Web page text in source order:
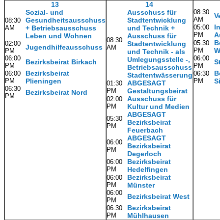
13
08:30
AM
Sozial- und
Gesundheitsausschuss
+ Betriebsausschuss
Leben und Wohnen
02:00
PM
Jugendhilfeausschuss
06:00
PM
Bezirksbeirat Birkach
06:00
PM
Bezirksbeirat
Plieningen
06:30
PM
Bezirksbeirat Nord
14
08:30
AM
Ausschuss für
Stadtentwicklung
und Technik +
Ausschuss für
Stadtentwicklung
und Technik - als
Umlegungsstelle -,
Betriebsausschuss
Stadtentwässerung
01:30
PM
ABGESAGT
Gestaltungsbeirat
02:00
PM
Ausschuss für
Kultur und Medien
05:30
PM
ABGESAGT
Bezirksbeirat
Feuerbach
06:00
PM
ABGESAGT
Bezirksbeirat
Degerloch
06:00
PM
Bezirksbeirat
Hedelfingen
06:00
PM
Bezirksbeirat
Münster
06:00
PM
Bezirksbeirat West
06:30
PM
Bezirksbeirat
Mühlhausen
08:30
AM
05:00
PM
05:30
PM
06:00
PM
06:30
PM